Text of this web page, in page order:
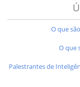
O que
O que
Palestrantes de